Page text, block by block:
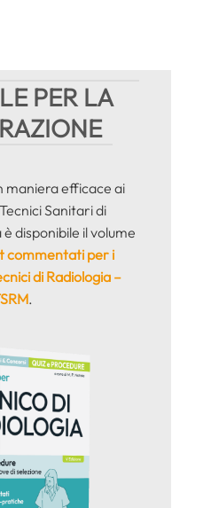
PER LA
maniera efficace ai
Sanitari di
disponibile il volume
commentati per i
di Radiologia –
.